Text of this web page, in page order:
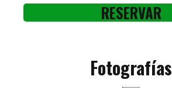
RESERVAR
Fotografías